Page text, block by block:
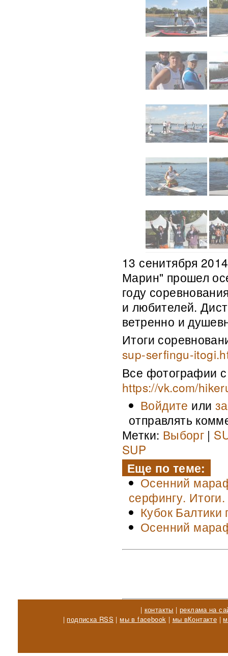
13 сенитября
Марин" прошел
году
и любителей.
ветренно и
Итоги
sup-serfingu-
Все фотографии
https://vk.com/
Войдите или
отправлять
Метки: Выборг |
SUP
Еще по теме:
Осенний
серфингу. Итоги.
Кубок Балтики
Осенний
| контакты | реклама на
| подписка RSS | мы в facebook | мы вКонтакте |